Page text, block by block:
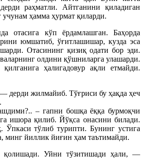
раҳматли. Айтганини қиладиган
ҳамма ҳурмат қиларди.
отасига кўп ёрдамлашган. Баҳорда
юмшатиб, ўғитлашишар, кузда эса
Отасининг қизиқ одати бор эди.
олдини қўшниларга улашарди.
ҳалигадовур ақли етмайди.
дерди жилмайиб. Тўғриси бу ҳақда ҳеч
– гапни бошқа ёққа бурмоқчи
ишора қилиб. Йўқса онасини билади.
тўлиб турипти. Бунинг устига
минг йиллик йиғин ҳам таътимайди.
Уйни тўзитишади ҳали, —